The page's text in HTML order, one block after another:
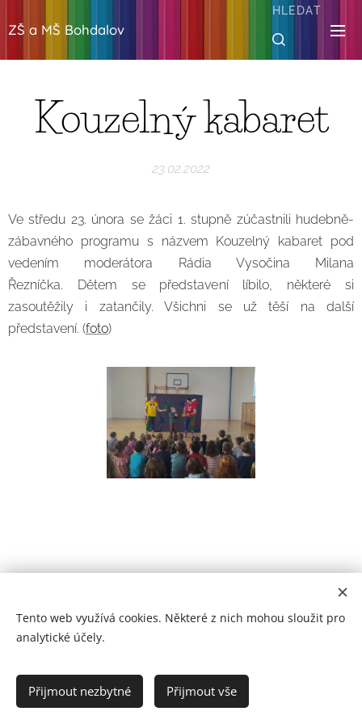
ZŠ a MŠ Bohdalov
HLEDAT
Kouzelný kabaret
23.02.2022
Ve středu 23. února se žáci 1. stupně zúčastnili hudebně-
zábavného programu s názvem Kouzelný kabaret pod
vedením moderátora Rádia Vysočina Milana
Řezníčka. Dětem se představení líbilo, některé si
zasoutěžily i zatančily. Všichni se už těší na další
představení. (foto)
Cookies
Tento web využívá cookies. Některé z nich mohou sloužit pro
analytické účely.
Přijmout nezbytné Přijmout vše